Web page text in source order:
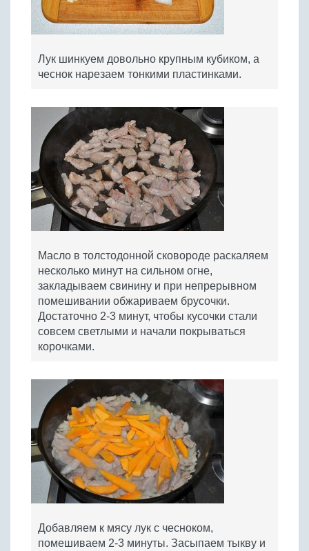
Лук шинкуем довольно крупным кубиком, а
чеснок нарезаем тонкими пластинками.
Масло в толстодонной сковороде раскаляем
несколько минут на сильном огне,
закладываем свинину и при непрерывном
помешивании обжариваем брусочки.
Достаточно 2-3 минут, чтобы кусочки стали
совсем светлыми и начали покрываться
корочками.
Добавляем к мясу лук с чесноком,
помешиваем 2-3 минуты. Засыпаем тыкву и